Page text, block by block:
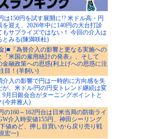
は150円を試す展開に!? 米ドル高・円
を迎え、2026年中に140円の大台打診
もサプライズではない！ 今回の介入は
とみる(陳満咲杜)
)■『為替介入の影響と更なる実施への
『米国の雇用統計の発表』、そして
金融政策への思惑(利上げへの思惑に注
目！(羊飼い)
介入の影響で円は一時的に方向感を失
が、米ドル/円の円安トレンド継続は変
9月日銀会合がターニングポイントと
(今井雅人)
の160～162円台は日米当局の防衛ライ
介入時安値155円、神田シーリング
値めど、押し目買いから戻り売り戦
宏一)